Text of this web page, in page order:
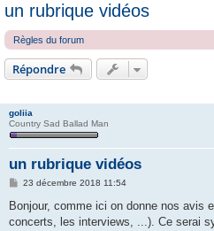
un rubrique vidéos
Règles du forum
Répondre
goliia
Country Sad Ballad Man
un rubrique vidéos
M
s
a
23 décembre 2018 11:54
Bonjour, comme ici on donne nos avis
concerts, les interviews, ...). Ce serai